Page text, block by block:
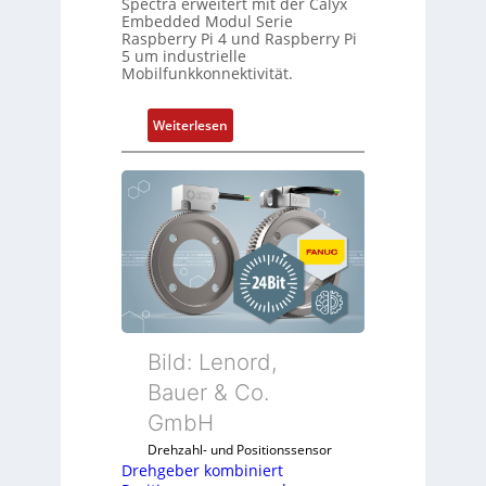
e
n
-
P
C
l
s
s
c
h
f
l
i
b
Embedded Modul Serie
Raspberry Pi 4 und Raspberry Pi
5 um industrielle
Mobilfunkkonnektivität.
Weiterlesen:
M
o
b
l
u
n
k
o
d
e
Bild: Lenord,
Bauer & Co.
GmbH
Drehzahl- und Positionssensor
Drehgeber kombiniert